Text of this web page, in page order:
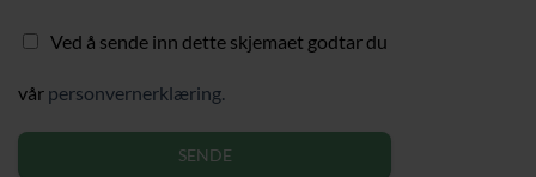
Ved å sende inn dette skjemaet godtar du
vår personvernerklæring.
SENDE